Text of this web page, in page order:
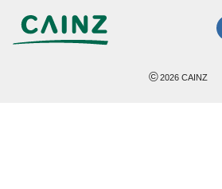
©2026 CAINZ